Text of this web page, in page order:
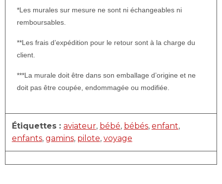
*Les murales sur mesure ne sont ni échangeables ni
remboursables.
**Les frais d’expédition pour le retour sont à la charge du
client.
***La murale doit être dans son emballage d’origine et ne
doit pas être coupée, endommagée ou modifiée.
Étiquettes : aviateur, bébé, bébés, enfant,
enfants, gamins, pilote, voyage